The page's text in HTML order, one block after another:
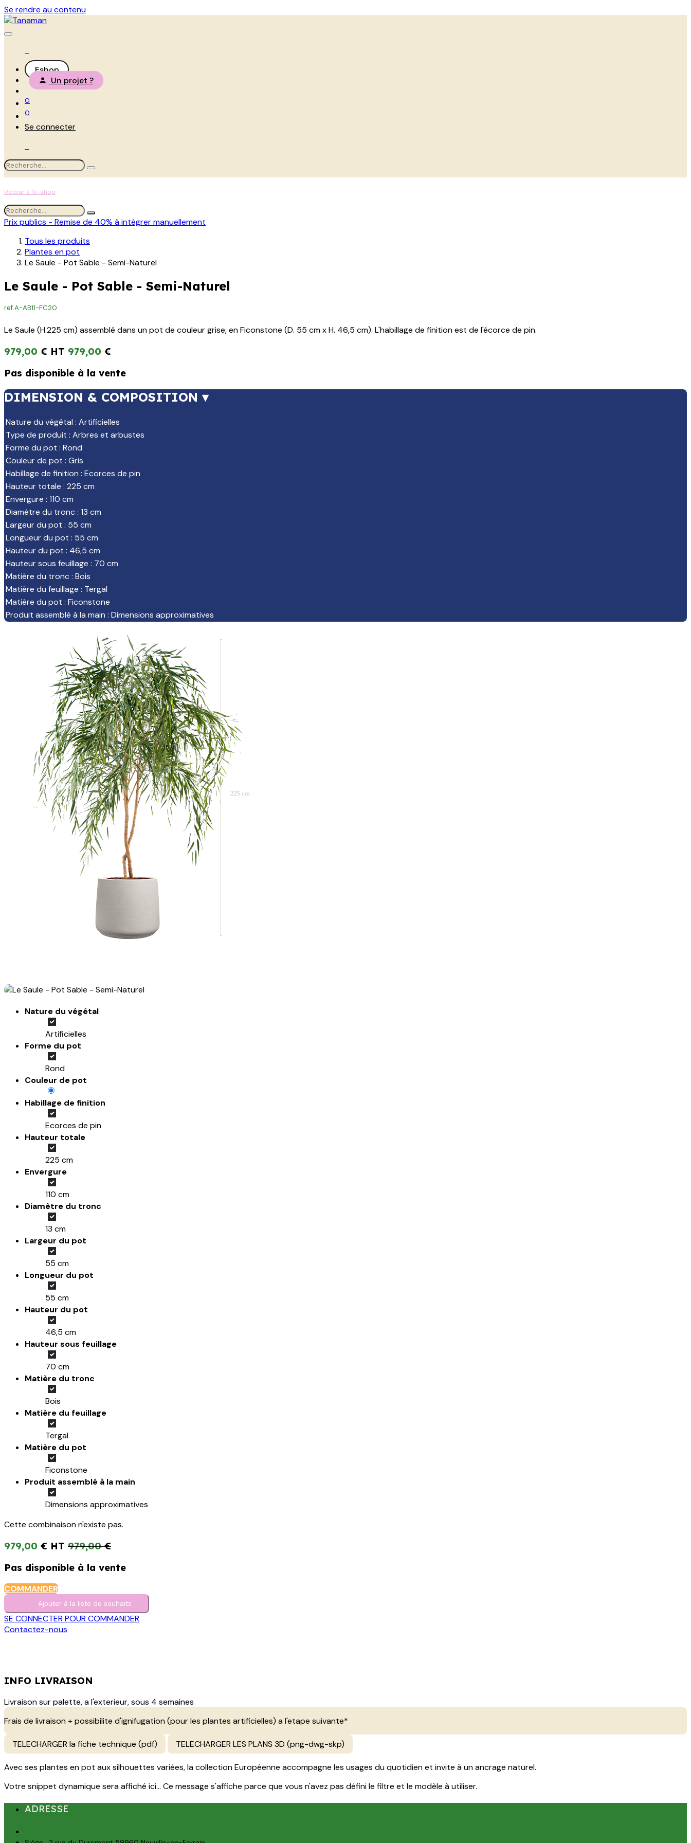
Se rendre au contenu
Eshop
Un projet ?
0
0
Se connecter
Retour à l'e-shop
Prix publics - Remise de 40% à intégrer manuellement
Tous les produits
Plantes en pot
Le Saule - Pot Sable - Semi-Naturel
Le Saule - Pot Sable - Semi-Naturel
ref.A-AB11-FC20
Le Saule (H.225 cm) assemblé dans un pot de couleur grise, en Ficonstone (D. 55 cm x H. 46,5 cm). L'habillage de finition est de l'écorce de pin.
979,00 € 979,00€
Pas disponible à la vente
DIMENSION & COMPOSITION ▾
Nature du végétal : Artificielles
Type de produit : Arbres et arbustes
Forme du pot : Rond
Couleur de pot : Gris
Habillage de finition : Ecorces de pin
Hauteur totale : 225 cm
Envergure : 110 cm
Diamètre du tronc: 13 cm
Largeur du pot : 55 cm
Longueur du pot : 55 cm
Hauteur du pot : 46,5 cm
Hauteur sous feuillage : 70 cm
Matière du tronc: Bois
Matière du feuillage : Tergal
Matière du pot : Ficonstone
Produit assemblé à la main : Dimensions approximatives
Nature du végétal
Artificielles
Forme du pot
Rond
Couleur de pot
Habillage de finition
Ecorces de pin
Hauteur totale
225 cm
Envergure
110 cm
Diamètre du tronc
13 cm
Largeur du pot
55 cm
Longueur du pot
55 cm
Hauteur du pot
46,5 cm
Hauteur sous feuillage
70 cm
Matière du tronc
Bois
Matière du feuillage
Tergal
Matière du pot
Ficonstone
Produit assemblé à la main
Dimensions approximatives
Cette combinaison n'existe pas.
979,00 € 979,00€
Pas disponible à la vente
COMMANDER
Ajouter à la liste de s​o​uh​aits
SE CONNECTER POUR COMMANDER
Contactez-nous
INFO LIVRAISON
Livraison sur palette, a l'exterieur, sous 4 semaines
Frais de livraison + possibilite d'ignifugation (pour les plantes artificielles) a l'etape suivante*
TELECHARGER la fiche technique (pdf) TELECHARGER LES PLANS 3D (png-dwg-skp)
Avec ses plantes en pot aux silhouettes variées, la collection Européenne accompagne les usages du quotidien et invite à un ancrage naturel.
Votre snippet dynamique sera affiché ici... Ce message s'affiche parce que vous n'avez pas défini le filtre et le modèle à utiliser.
ADRESSE